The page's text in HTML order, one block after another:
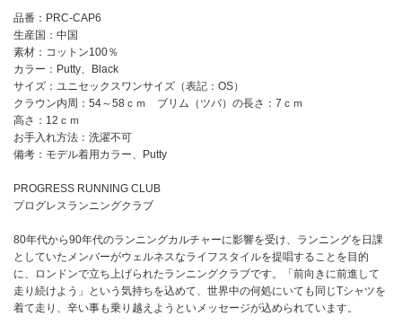
品番：PRC-CAP6
生産国：中国
素材：コットン100％
カラー：Putty、Black
サイズ：ユニセックスワンサイズ（表記：OS）
クラウン内周：54～58ｃｍ ブリム（ツバ）の長さ：7ｃｍ
高さ：12ｃｍ
お手入れ方法：洗濯不可
備考：モデル着用カラー、Putty
PROGRESS RUNNING CLUB
プログレスランニングクラブ
80年代から90年代のランニングカルチャーに影響を受け、ランニングを日課
としていたメンバーがウェルネスなライフスタイルを提唱することを目的
に、ロンドンで立ち上げられたランニングクラブです。「前向きに前進して
走り続けよう」という気持ちを込めて、世界中の何処にいても同じTシャツを
着て走り、辛い事も乗り越えようといメッセージが込められています。